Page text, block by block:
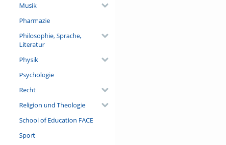
Musik
Pharmazie
Philosophie, Sprache,
Literatur
Physik
Psychologie
Recht
Religion und Theologie
School of Education FACE
Sport